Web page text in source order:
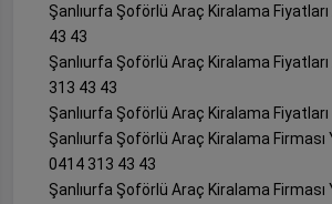
Şanlıurfa Şoförlü Araç Kiralama Fiyatları
43 43
Şanlıurfa Şoförlü Araç Kiralama
313 43 43
Şanlıurfa Şoförlü Araç Kiralama
Şanlıurfa Şoförlü Araç Kiralama Firması
0414 313 43 43
Şanlıurfa Şoförlü Araç Kiralama Firması